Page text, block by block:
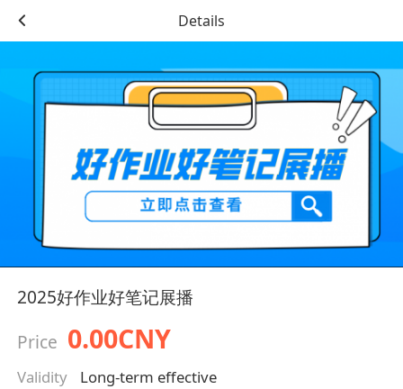
Details
2025好作业好笔记展播
Price 0.00CNY
Validity Long-term effective